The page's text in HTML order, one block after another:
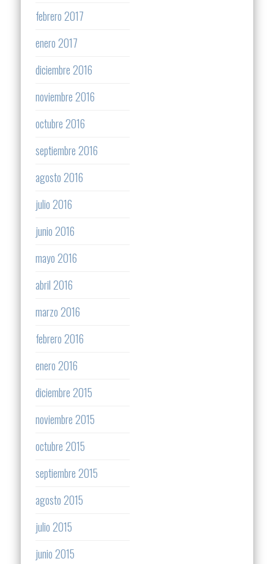
febrero 2017
enero 2017
diciembre 2016
noviembre 2016
octubre 2016
septiembre 2016
agosto 2016
julio 2016
junio 2016
mayo 2016
abril 2016
marzo 2016
febrero 2016
enero 2016
diciembre 2015
noviembre 2015
octubre 2015
septiembre 2015
agosto 2015
julio 2015
junio 2015